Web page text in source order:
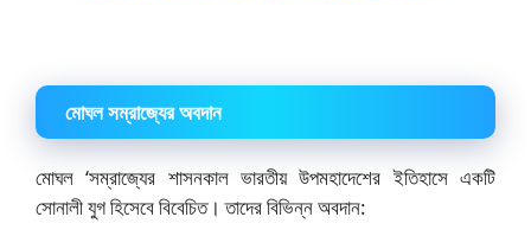
মোঘল সম্রাজ্যের অবদান
মোঘল ‘সম্রাজ্যের শাসনকাল ভারতীয় উপমহাদেশের ইতিহাসে একটি
সোনালী যুগ হিসেবে বিবেচিত। তাদের বিভিন্ন অবদান: